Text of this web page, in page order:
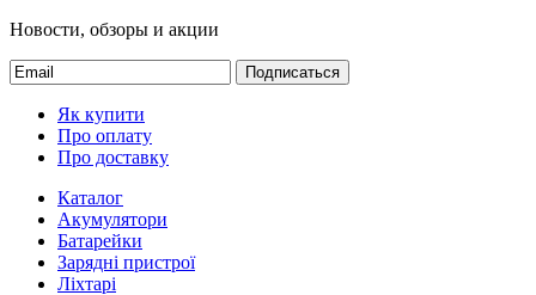
Новости, обзоры и акции
Подписаться
Як купити
Про оплату
Про доставку
Каталог
Акумулятори
Батарейки
Зарядні пристрої
Ліхтарі